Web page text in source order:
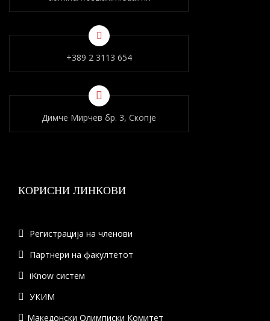
+389 2 3113 654
Димче Мирчев бр. 3, Скопје
КОРИСНИ ЛИНКОВИ
Регистрација на членови
Партнери на факултетот
iKnow систем
УКИМ
Македонски Олимписки Комитет